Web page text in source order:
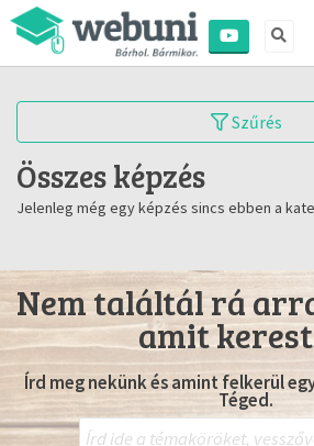
Szűrés
Összes képzés
Jelenleg még egy képzés sincs ebben a
Nem találtál rá
amit
Írd meg nekünk és amint felkerül
Téged.